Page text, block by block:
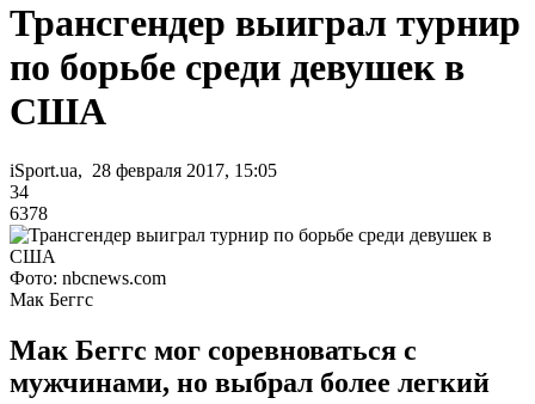
Трансгендер выиграл турнир
по борьбе среди девушек в
США
iSport.ua, 28 февраля 2017, 15:05
34
6378
Фото: nbcnews.com
Мак Беггс
Мак Беггс мог соревноваться с
мужчинами, но выбрал более легкий